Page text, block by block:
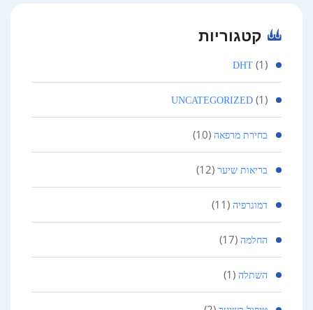
קטגוריות
DHT (1)
UNCATEGORIZED (1)
בחירת מרפאה (10)
בריאות שיער (12)
דמוגרפיה (11)
החלמה (17)
השתלה (1)